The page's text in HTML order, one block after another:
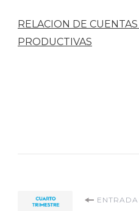
RELACION DE
PRODUCTIVAS